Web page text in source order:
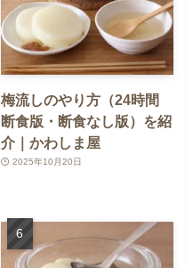
梅流しのやり方（24時間
断食版・断食なし版）を紹
介｜かわしま屋
2025年10月20日